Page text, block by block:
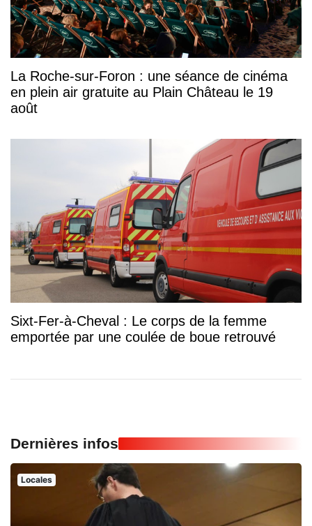
La Roche-sur-Foron : une séance de cinéma
en plein air gratuite au Plain Château le 19
août
Sixt-Fer-à-Cheval : Le corps de la femme
emportée par une coulée de boue retrouvé
Dernières infos
Locales